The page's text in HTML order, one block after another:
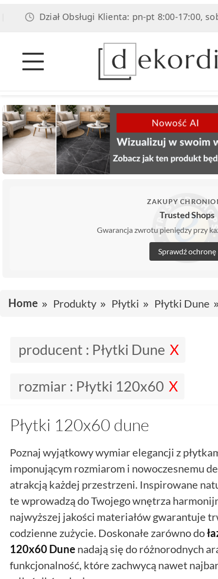
Dział Obsługi Klienta: pn-pt 8:00-17:00, sob 8:00-
ZAKUPY
Trusted Shops
Gwarancja zwrotu pieniędzy przy
Sprawdź ochronę
Home Produkty Płytki Płytki Dune
producent : Płytki Dune
rozmiar : Płytki 120x60
Płytki 120x60 dune
Poznaj wyjątkowy wymiar elegancji z
imponującym rozmiarom i nowoczesnemu
atrakcją każdej przestrzeni. Inspirowane
te wprowadzą do Twojego wnętrza
najwyższej jakości materiałów gwarantuje
codzienne zużycie. Doskonałe zarówno do
120x60Dune nadają się do różnorodnych
funkcjonalność, które zachwycą nawet